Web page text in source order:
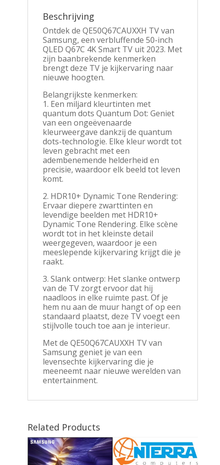
Beschrijving
Ontdek de QE50Q67CAUXXH TV van
Samsung, een verbluffende 50-inch
QLED Q67C 4K Smart TV uit 2023. Met
zijn baanbrekende kenmerken
brengt deze TV je kijkervaring naar
nieuwe hoogten.
Belangrijkste kenmerken:
1. Een miljard kleurtinten met
quantum dots Quantum Dot: Geniet
van een ongeëvenaarde
kleurweergave dankzij de quantum
dots-technologie. Elke kleur wordt tot
leven gebracht met een
adembenemende helderheid en
precisie, waardoor elk beeld tot leven
komt.
2. HDR10+ Dynamic Tone Rendering:
Ervaar diepere zwarttinten en
levendige beelden met HDR10+
Dynamic Tone Rendering. Elke scène
wordt tot in het kleinste detail
weergegeven, waardoor je een
meeslepende kijkervaring krijgt die je
raakt.
3. Slank ontwerp: Het slanke ontwerp
van de TV zorgt ervoor dat hij
naadloos in elke ruimte past. Of je
hem nu aan de muur hangt of op een
standaard plaatst, deze TV voegt een
stijlvolle touch toe aan je interieur.
Met de QE50Q67CAUXXH TV van
Samsung geniet je van een
levensechte kijkervaring die je
meeneemt naar nieuwe werelden van
entertainment.
Related Products